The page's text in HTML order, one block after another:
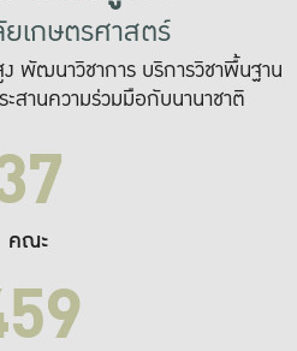
เกษตรศาสตร์
พัฒนาวิชาการ บริการวิชาพื้นฐาน
สานความร่วมมือกับนานาชาติ
คณะ